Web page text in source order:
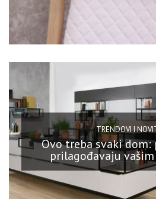
TRENDOVI I
Ovo treba svaki dom:
prilagođavaju